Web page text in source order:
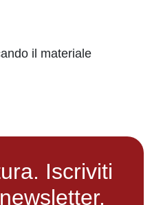
il materiale
Iscriviti